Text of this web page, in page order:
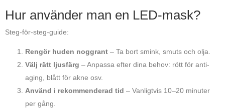
Hur använder man en LED-mask?
Steg-för-steg-guide:
Rengör huden noggrant – Ta bort smink, smuts och olja.
Välj rätt ljusfärg – Anpassa efter dina behov: rött för anti-
aging, blått för akne osv.
Använd i rekommenderad tid – Vanligtvis 10–20 minuter
per gång.